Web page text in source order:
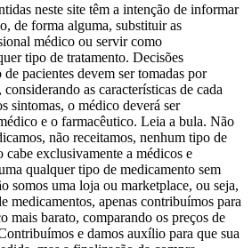
neste site têm a intenção de informar
de forma alguma, substituir as
médico ou servir como
tipo de tratamento. Decisões
pacientes devem ser tomadas por
as características de cada
sintomas, o médico deverá ser
e o farmacêutico. Leia a bula. Não
não receitamos, nenhum tipo de
cabe exclusivamente a médicos e
qualquer tipo de medicamento sem
somos uma loja ou marketplace, ou seja,
medicamentos, apenas contribuímos para
mais barato, comparando os preços de
e damos auxílio para que sua